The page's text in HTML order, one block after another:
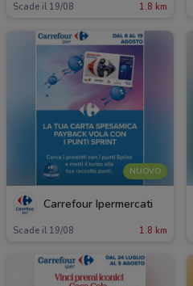
Scade il 19/08 1.8 km
NUOVO
Carrefour Ipermercati
Scade il 19/08 1.8 km